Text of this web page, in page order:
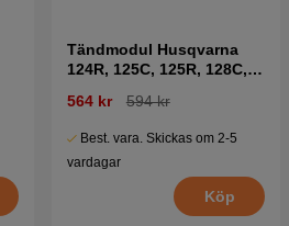
Tändmodul Husqvarna
124R, 125C, 125R, 128C,
564 kr 594 kr
Best. vara. Skickas om 2-5
vardagar
Köp